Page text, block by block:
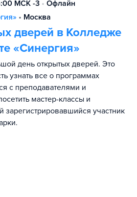
МСК -3 • Офлайн
• Москва
дверей в Колледже
«Синергия»
день открытых дверей. Это
узнать все о программах
с преподавателями и
мастер-классы и
зарегистрировавшийся участник